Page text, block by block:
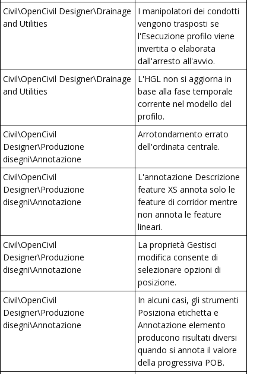
Civil\OpenCivil Designer\Drainage
and Utilities
I manipolatori dei condotti
vengono trasposti se
l'Esecuzione profilo viene
invertita o elaborata
dall'arresto all'avvio.
Civil\OpenCivil Designer\Drainage
and Utilities
L'HGL non si aggiorna in
base alla fase temporale
corrente nel modello del
profilo.
Civil\OpenCivil
Designer\Produzione
disegni\Annotazione
Arrotondamento errato
dell'ordinata centrale.
Civil\OpenCivil
Designer\Produzione
disegni\Annotazione
L'annotazione Descrizione
feature XS annota solo le
feature di corridor mentre
non annota le feature
lineari.
Civil\OpenCivil
Designer\Produzione
disegni\Annotazione
La proprietà Gestisci
modifica consente di
selezionare opzioni di
posizione.
Civil\OpenCivil
Designer\Produzione
disegni\Annotazione
In alcuni casi, gli strumenti
Posiziona etichetta e
Annotazione elemento
producono risultati diversi
quando si annota il valore
della progressiva POB.